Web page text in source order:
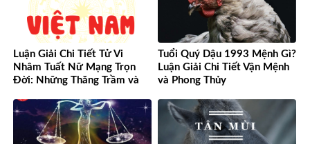
Luận Giải Chi Tiết Tử Vi
Nhâm Tuất Nữ Mạng Trọn
Đời: Những Thăng Trầm và
Tuổi Quý Dậu 1993 Mệnh Gì?
Luận Giải Chi Tiết Vận Mệnh
và Phong Thủy